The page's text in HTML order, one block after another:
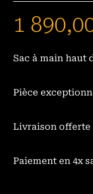
1
Sac à main haut
Pièce
Livraison offerte
Paiement en 4x